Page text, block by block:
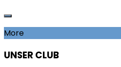
More
UNSER CLUB